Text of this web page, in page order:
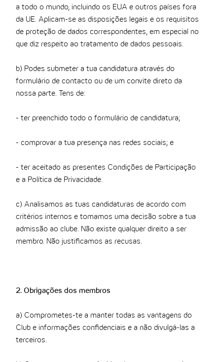
a todo o mundo, incluindo os EUA e outros países fora
da UE. Aplicam-se as disposições legais e os requisitos
de proteção de dados correspondentes, em especial no
que diz respeito ao tratamento de dados pessoais.
b) Podes submeter a tua candidatura através do
formulário de contacto ou de um convite direto da
nossa parte. Tens de:
- ter preenchido todo o formulário de candidatura;
- comprovar a tua presença nas redes sociais; e
- ter aceitado as presentes Condições de Participação
e a Política de Privacidade.
c) Analisamos as tuas candidaturas de acordo com
critérios internos e tomamos uma decisão sobre a tua
admissão ao clube. Não existe qualquer direito a ser
membro. Não justificamos as recusas.
2. Obrigações dos membros
a) Comprometes-te a manter todas as vantagens do
Club e informações confidenciais e a não divulgá-las a
terceiros.